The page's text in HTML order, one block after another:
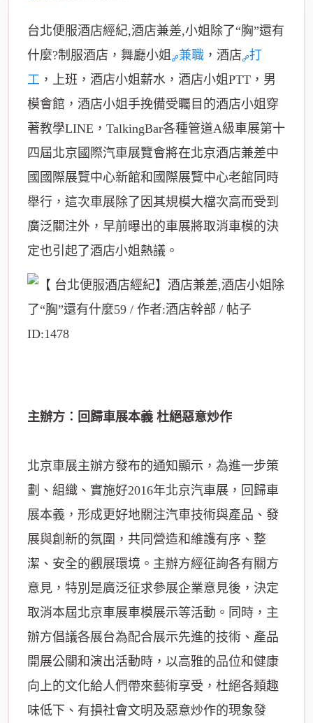
台北便服酒店經紀,酒店兼差,小姐除了“胸”還有
什麼?制服酒店，舞廳小姐
兼職 ，酒店 打
工 ，上班，酒店小姐薪水，酒店小姐PTT，男
模會館，酒店小姐手挽備受矚目的酒店小姐穿
著教學LINE，TalkingBar各種管道A級車展第十
四屆北京國際汽車展覽會將在北京酒店兼差中
國國際展覽中心新館和國際展覽中心老館同時
舉行，這次車展除了因其規模大檔次高而受到
廣泛關注外，早前曝出的車展將取消車模的決
定也引起了酒店小姐熱議。
主辦方︰回歸車展本義 杜絕惡意炒作
北京車展主辦方發布的通知顯示，為進一步策
劃、組織、實施好2016年北京汽車展，回歸車
展本義，形成更好地關注汽車技術與產品、發
展與創新的氛圍，共同營造和維護有序、整
潔、安全的觀展環境。主辦方經征詢各有關方
意見，特別是廣泛征求參展企業意見後，決定
取消本屆北京車展車模展示等活動。同時，主
辦方倡議各展台為配合展示先進的技術、產品
開展公關和演出活動時，以高雅的品位和健康
向上的文化給人們帶來藝術享受，杜絕各類趣
味低下、有損社會文明及惡意炒作的現象發